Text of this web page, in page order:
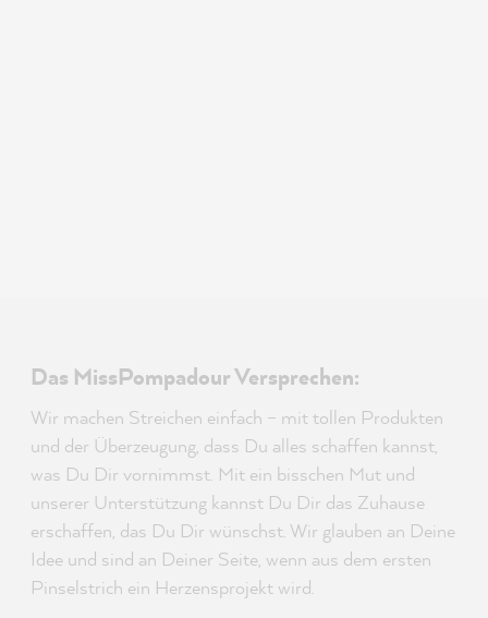
Das MissPompadour Versprechen:
Wir machen Streichen einfach – mit tollen Produkten
und der Überzeugung, dass Du alles schaffen kannst,
was Du Dir vornimmst. Mit ein bisschen Mut und
unserer Unterstützung kannst Du Dir das Zuhause
erschaffen, das Du Dir wünschst. Wir glauben an Deine
Idee und sind an Deiner Seite, wenn aus dem ersten
Pinselstrich ein Herzensprojekt wird.